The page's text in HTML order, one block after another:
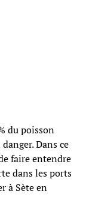
du poisson
Dans ce
faire entendre
dans les ports
à Sète en